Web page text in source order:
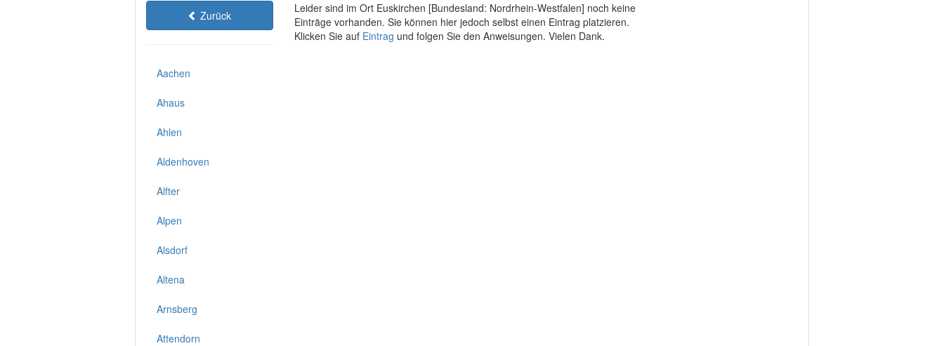
Zurück
Aachen
Ahaus
Ahlen
Aldenhoven
Alfter
Alpen
Alsdorf
Altena
Arnsberg
Attendorn
Leider sind im Ort Euskirchen [Bundesland: Nordrhein-Westfalen] noch keine
Einträge vorhanden. Sie können hier jedoch selbst einen Eintrag platzieren.
Klicken Sie auf Eintrag und folgen Sie den Anweisungen. Vielen Dank.